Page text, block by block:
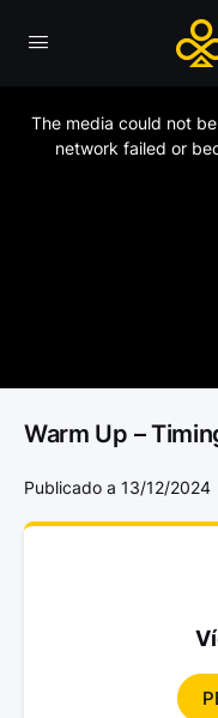
The media could not
network failed or
Warm Up –
Publicado a 13/12/2024